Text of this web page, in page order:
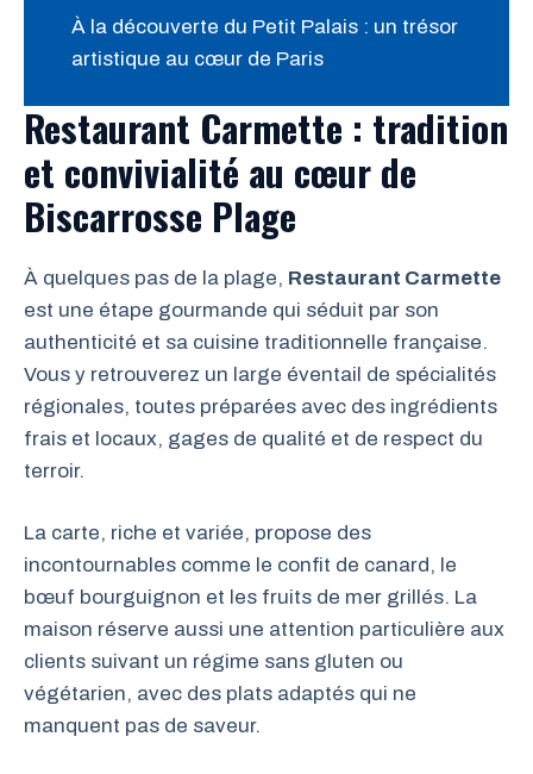
À la découverte du Petit Palais : un trésor
artistique au cœur de Paris
Restaurant Carmette : tradition
et convivialité au cœur de
Biscarrosse Plage
À quelques pas de la plage, Restaurant Carmette
est une étape gourmande qui séduit par son
authenticité et sa cuisine traditionnelle française.
Vous y retrouverez un large éventail de spécialités
régionales, toutes préparées avec des ingrédients
frais et locaux, gages de qualité et de respect du
terroir.
La carte, riche et variée, propose des
incontournables comme le confit de canard, le
bœuf bourguignon et les fruits de mer grillés. La
maison réserve aussi une attention particulière aux
clients suivant un régime sans gluten ou
végétarien, avec des plats adaptés qui ne
manquent pas de saveur.